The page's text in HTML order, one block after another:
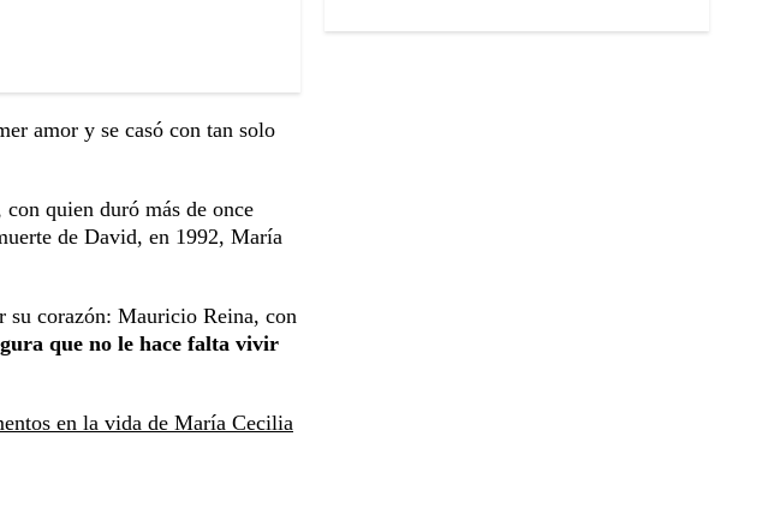
amor y se casó con tan solo
con quien duró más de once
de David, en 1992, María
su corazón: Mauricio Reina, con
que no le hace falta vivir
en la vida de María Cecilia